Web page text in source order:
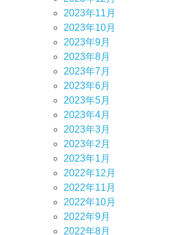
2023年11月
2023年10月
2023年9月
2023年8月
2023年7月
2023年6月
2023年5月
2023年4月
2023年3月
2023年2月
2023年1月
2022年12月
2022年11月
2022年10月
2022年9月
2022年8月